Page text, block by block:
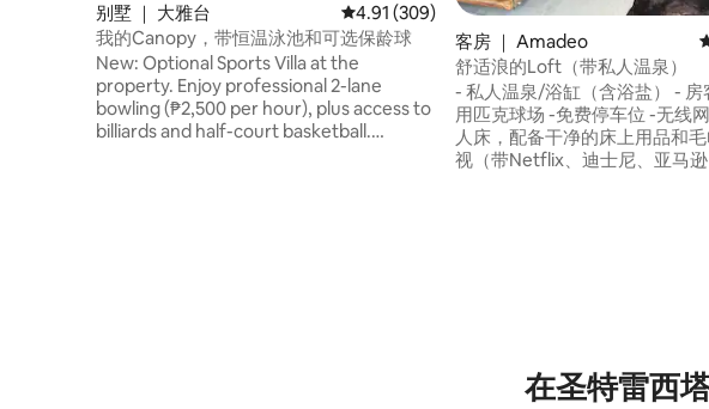
别墅 ｜ 大雅台 平均评分 4.91 分（满分 5 分），共 309 条评价
4.91 (309)
我的Canopy，带恒温泳池和可选保龄球
New: Optional Sports Villa at the
property. Enjoy professional 2-lane
bowling (₱2,500 per hour), plus access to
billiards and half-court basketball.
客房 ｜ Amadeo
舒适浪的Loft（带私人温泉）
- 私人温泉/浴缸（含浴盐） - 房
用匹克球场 -免费停车位 -无线
人床，配备干净的床上用品和
视（带Netflix、迪士尼、亚马逊
在圣特雷西